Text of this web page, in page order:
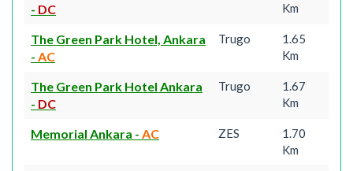
- DC
Km
The Green Park Hotel, Ankara
- AC
Trugo
1.65
Km
The Green Park Hotel Ankara
- DC
Trugo
1.67
Km
Memorial Ankara - AC ZES
1.70
Km